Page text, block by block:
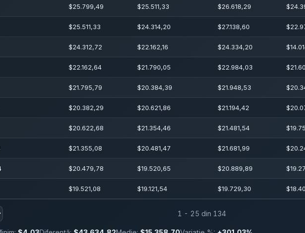
$25.799,49 $25.511,33 $26.618,29 $
$25.511,33 $24.314,20 $27.138,60 $
$24.312,72 $22.162,16 $24.334,20 $
$22.162,64 $21.790,05 $22.984,03 $
$21.795,79 $20.384,39 $21.948,53 $
$20.382,29 $20.621,86 $21.194,42 $
$20.622,68 $21.354,46 $21.481,54 $
$21.355,08 $20.481,47 $21.681,99 $
$20.479,78 $19.520,65 $20.889,89 $
$19.521,08 $19.121,54 $19.729,30 $
1 - 25 din 134